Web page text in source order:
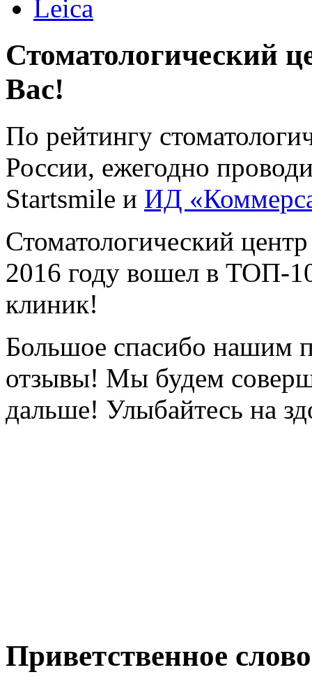
Стоматологический
Вас!
По рейтингу
России, ежегодно
Startsmile и ИД
Стоматологический
2016 году вошел в ТОП-
клиник!
Большое спасибо нашим
отзывы! Мы будем
дальше! Улыбайтесь на
Приветственное